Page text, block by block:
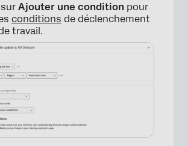
Ajouter une condition pour
conditions de déclenchement
travail.